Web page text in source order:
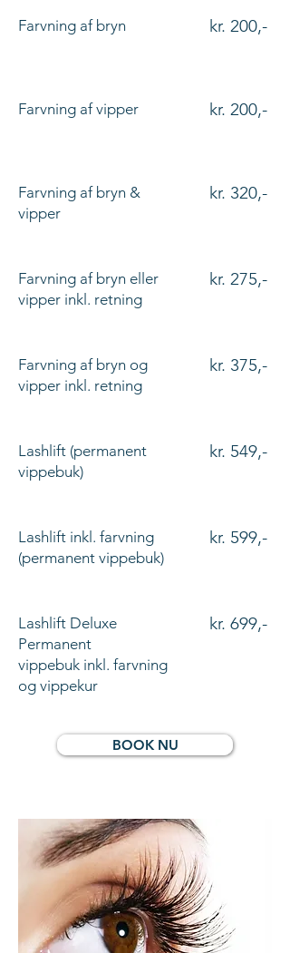
Farvning af bryn kr. 200,-
Farvning af vipper kr. 200,-
Farvning af bryn &
vipper
kr. 320,-
Farvning af bryn eller
vipper inkl. retning
kr. 275,-
Farvning af bryn og
vipper inkl. retning
kr. 375,-
Lashlift (permanent
vippebuk)
kr. 549,-
Lashlift inkl. farvning
(permanent vippebuk)
kr. 599,-
Lashlift Deluxe
Permanent
vippebuk inkl. farvning
og vippekur
kr. 699,-
BOOK NU